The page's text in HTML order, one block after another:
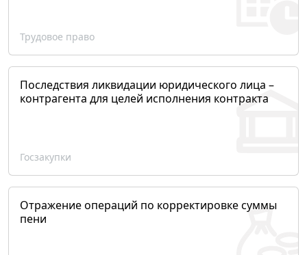
Трудовое право
Последствия ликвидации юридического лица –
контрагента для целей исполнения контракта
Госзакупки
Отражение операций по корректировке суммы
пени